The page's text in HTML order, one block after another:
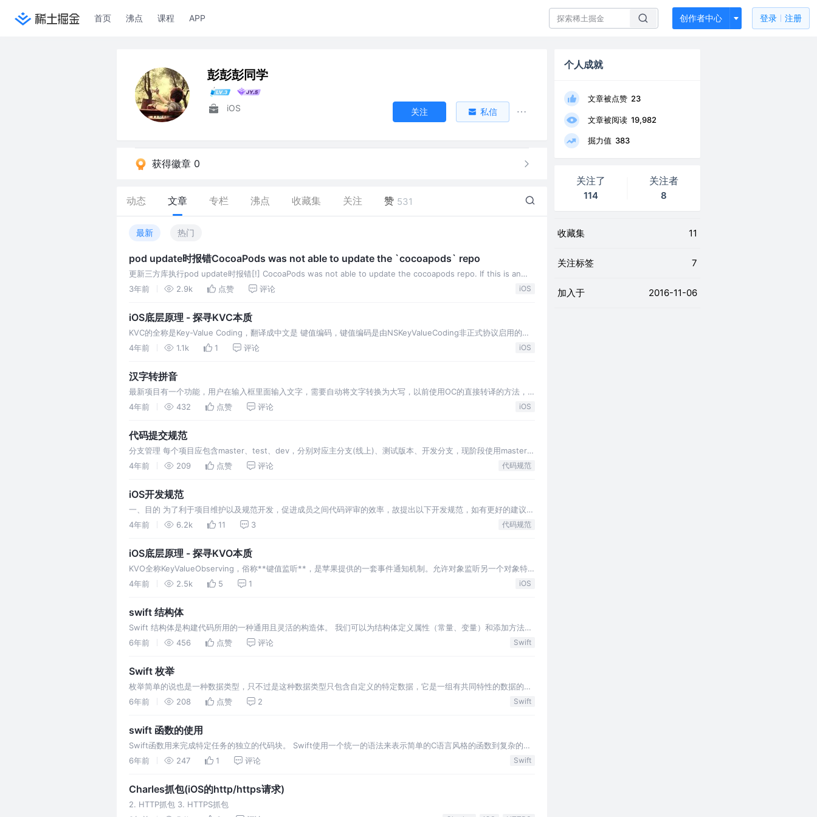
首页 沸点 课程 APP 创作者中心 登录 注册
彭彭彭同学
iOS 关注 私信
获得徽章 0
动态 文章 专栏 沸点 收藏集 关注 赞 531
最新 热门
pod update时报错CocoaPods was not able to update the `cocoapods` repo
更新三方库执行pod update时报错[!] CocoaPods was not able to update the cocoapods repo. If this is an
unexpecte
3年前 2.9k 点赞 评论 iOS
iOS底层原理 - 探寻KVC本质
KVC的全称是Key-Value Coding，翻译成中文是 键值编码，键值编码是由NSKeyValueCoding非正式协议启用的一
种机制，对象采用该协议来间接访问其属性,即可以通过一个字符串key
4年前 1.1k 1 评论 iOS
汉字转拼音
最新项目有一个功能，用户在输入框里面输入文字，需要自动将文字转换为大写，以前使用OC的直接转译的方法，
会导致在两个连续的文字转成拼音之后，拼音中间会自动的生成一个空格，这个不满足现有的需求。 这是以前
4年前 432 点赞 评论 iOS
代码提交规范
分支管理 每个项目应包含master、test、dev，分别对应主分支(线上)、测试版本、开发分支，现阶段使用master作
为release分支使用 Commit message 的格式
4年前 209 点赞 评论 代码规范
iOS开发规范
一、目的 为了利于项目维护以及规范开发，促进成员之间代码评审的效率，故提出以下开发规范，如有更好的建议，
欢迎提出。 本文档的预期读者包括：iOS开发人员。 二、命名规范 代码中的命名严禁使用拼音与
4年前 6.2k 11 3 代码规范
iOS底层原理 - 探寻KVO本质
KVO全称KeyValueObserving，俗称**键值监听**，是苹果提供的一套事件通知机制。允许对象监听另一个对象特
定属性的改变，并在改变时接收到事件。
4年前 2.5k 5 1 iOS
swift 结构体
Swift 结构体是构建代码所用的一种通用且灵活的构造体。 我们可以为结构体定义属性（常量、变量）和添加方法，
从而扩展结构体的功能。 结构体不需要包含实现文件和接口。 结构体允许我们创建一个单一文件，且系统会自动生
6年前 456 点赞 评论 Swift
Swift 枚举
枚举简单的说也是一种数据类型，只不过是这种数据类型只包含自定义的特定数据，它是一组有共同特性的数据的集
合。 它声明在类中，可以通过实例化类来访问它的值。 枚举也可以定义构造函数（initializers）来提供一个初始成员
6年前 208 点赞 2 Swift
swift 函数的使用
Swift函数用来完成特定任务的独立的代码块。 Swift使用一个统一的语法来表示简单的C语言风格的函数到复杂的OC
语言风格的方法。 函数声明：告诉编译器函数的名字，返回类型及参数。 函数定义：提供了函数的实体。 swift函数
6年前 247 1 评论 Swift
Charles抓包(iOS的http/https请求)
2. HTTP抓包 3. HTTPS抓包
个人成就
文章被点赞 23
文章被阅读 19,982
掘力值 383
关注了
114
关注者
8
收藏集 11
关注标签 7
加入于 2016-11-06